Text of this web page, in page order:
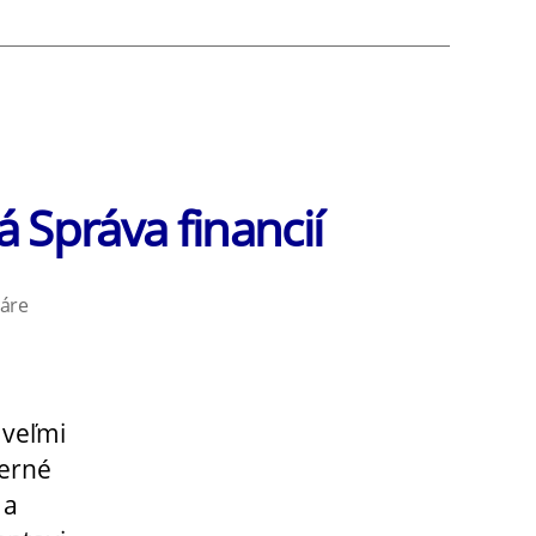
Správa financií
na
Prístupná
a
škálovateľná